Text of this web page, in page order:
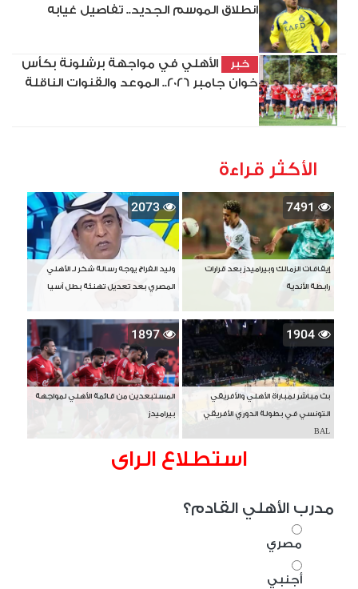
انطلاق الموسم الجديد.. تفاصيل غيابه
خبر
الأهلي في مواجهة برشلونة بكأس
خوان جامبر 2026.. الموعد والقنوات الناقلة
الأكثر قراءة
7491
إيقافات الزمالك وبيراميدز بعد قرارات
رابطة الأندية
2073
وليد الفراج يوجه رسالة شكر لـ الأهلي
المصري بعد تعديل تهنئة بطل آسيا
1904
بث مباشر لمباراة الأهلي والأفريقي
التونسي في بطولة الدوري الأفريقي
BAL
1897
المستبعدين من قائمة الأهلي لمواجهة
بيراميدز
استطلاع الراى
مدرب الأهلي القادم؟
مصري
أجنبي